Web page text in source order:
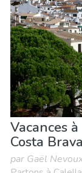
Vacances
Costa Brava
par Gaël